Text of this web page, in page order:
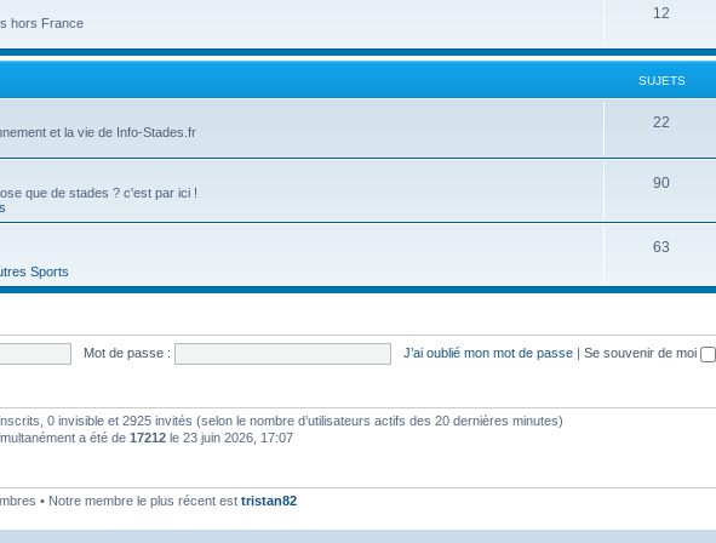
hors France
12
SUJETS
et la vie de Info-Stades.fr
22
que de stades ? c'est par ici !
90
Sports
63
Mot de passe : J’ai oublié mon mot de passe | Se souvenir de moi
0 invisible et 2925 invités (selon le nombre d’utilisateurs actifs des 20 dernières minutes)
a été de 17212 le 23 juin 2026, 17:07
• Notre membre le plus récent est tristan82